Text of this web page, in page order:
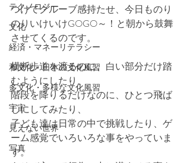
テクノロジー
文化
経済・マネーリテラシー
和文化・日本の文化風習
多文化・多様な文化風習
宇宙
見えない世界
写真
つけてグルーブ感持たせ、今日ものり
のりいけいけGOGO～！と朝から鼓舞
させてくるのです。
横断歩道を渡るのに、白い部分だけ踏
むようにしたり、
階段を降りるだけなのに、ひとつ飛ば
しにしてみたり、
子ども達は日常の中で挑戦したり、ゲ
ーム感覚でいろいろな事をやっていま
す。